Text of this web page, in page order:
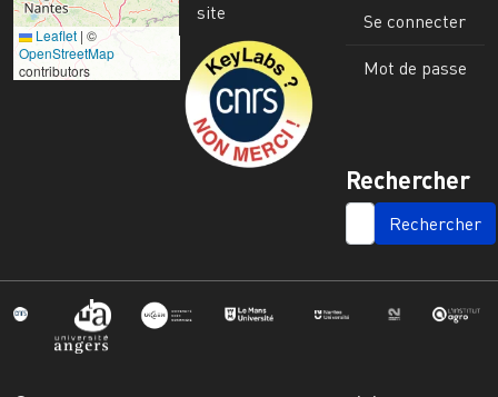
Leaflet | ©
OpenStreetMap
contributors
site
Image
Se connecter
Mot de passe
Rechercher
SEARCH